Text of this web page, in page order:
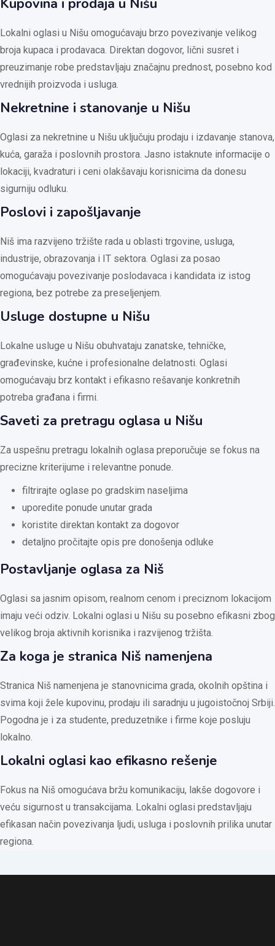
Lokalni oglasi u Nišu omogućavaju brzo povezivanje velikog
broja kupaca i prodavaca. Direktan dogovor, lični susret i
preuzimanje robe predstavljaju značajnu prednost, posebno kod
vrednijih proizvoda i usluga.
Nekretnine i stanovanje u Nišu
Oglasi za nekretnine u Nišu uključuju prodaju i izdavanje stanova,
kuća, garaža i poslovnih prostora. Jasno istaknute informacije o
lokaciji, kvadraturi i ceni olakšavaju korisnicima da donesu
sigurniju odluku.
Poslovi i zapošljavanje
Niš ima razvijeno tržište rada u oblasti trgovine, usluga,
industrije, obrazovanja i IT sektora. Oglasi za posao
omogućavaju povezivanje poslodavaca i kandidata iz istog
regiona, bez potrebe za preseljenjem.
Usluge dostupne u Nišu
Lokalne usluge u Nišu obuhvataju zanatske, tehničke,
građevinske, kućne i profesionalne delatnosti. Oglasi
omogućavaju brz kontakt i efikasno rešavanje konkretnih
potreba građana i firmi.
Saveti za pretragu oglasa u Nišu
Za uspešnu pretragu lokalnih oglasa preporučuje se fokus na
precizne kriterijume i relevantne ponude.
filtrirajte oglase po gradskim naseljima
uporedite ponude unutar grada
koristite direktan kontakt za dogovor
detaljno pročitajte opis pre donošenja odluke
Postavljanje oglasa za Niš
Oglasi sa jasnim opisom, realnom cenom i preciznom lokacijom
imaju veći odziv. Lokalni oglasi u Nišu su posebno efikasni zbog
velikog broja aktivnih korisnika i razvijenog tržišta.
Za koga je stranica Niš namenjena
Stranica Niš namenjena je stanovnicima grada, okolnih opština i
svima koji žele kupovinu, prodaju ili saradnju u jugoistočnoj Srbiji.
Pogodna je i za studente, preduzetnike i firme koje posluju
lokalno.
Lokalni oglasi kao efikasno rešenje
Fokus na Niš omogućava bržu komunikaciju, lakše dogovore i
veću sigurnost u transakcijama. Lokalni oglasi predstavljaju
efikasan način povezivanja ljudi, usluga i poslovnih prilika unutar
regiona.